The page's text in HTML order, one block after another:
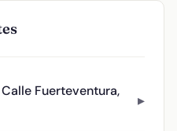
Fuerteventura,